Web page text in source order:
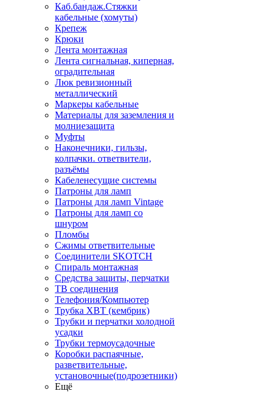
Каб.бандаж.Стяжки
кабельные (хомуты)
Крепеж
Крюки
Лента монтажная
Лента сигнальная, киперная,
оградительная
Люк ревизионный
металлический
Маркеры кабельные
Материалы для заземления и
молниезащита
Муфты
Наконечники, гильзы,
колпачки. ответвители,
разъёмы
Кабеленесущие системы
Патроны для ламп
Патроны для ламп Vintage
Патроны для ламп со
шнуром
Пломбы
Сжимы ответвительные
Соединители SKOTCH
Спираль монтажная
Средства защиты, перчатки
ТВ соединения
Телефония/Компьютер
Трубка ХВТ (кембрик)
Трубки и перчатки холодной
усадки
Трубки термоусадочные
Коробки распаячные,
разветвительные,
установочные(подрозетники)
Ещё